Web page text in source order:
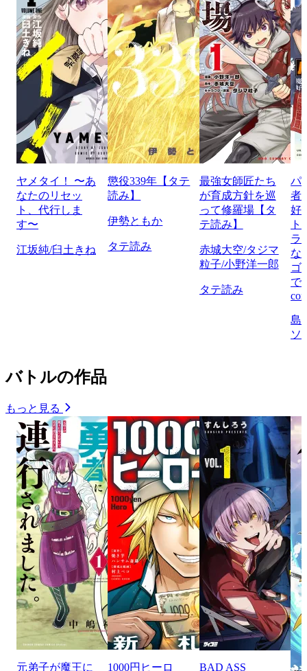
ヤメタイ！ 〜あ
なたのリセッ
ト、代行しま
す〜
江坂純/臼土きね
懲役339年【タテ
読み】
伊勢ともか
タテ読み
最強女師匠たち
が育成方針を巡
って修羅場【タ
テ読み】
赤城大空/タジマ
粒子/小野洋一郎
タテ読み
パ
者
好
ト
ラ
な
ゴ
で
島
ソ
バトルの作品
もっと見る
元弟子が魔王に 1000円ヒーロ BAD ASS